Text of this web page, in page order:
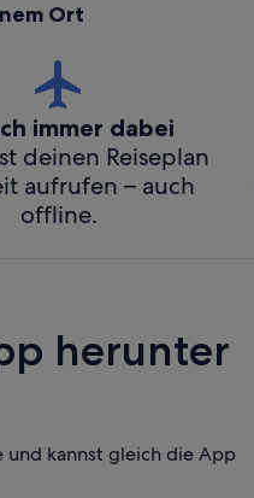
Ort
immer dabei
deinen Reiseplan
aufrufen – auch
offline.
herunter
kannst gleich die App